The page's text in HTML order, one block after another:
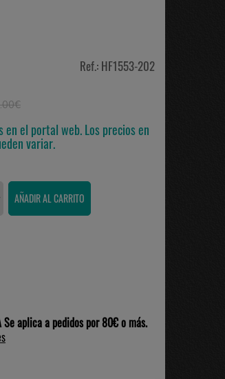
Ref.: HF1553-202
en el portal web. Los precios en
variar.
Se aplica a pedidos por 80€ o más.